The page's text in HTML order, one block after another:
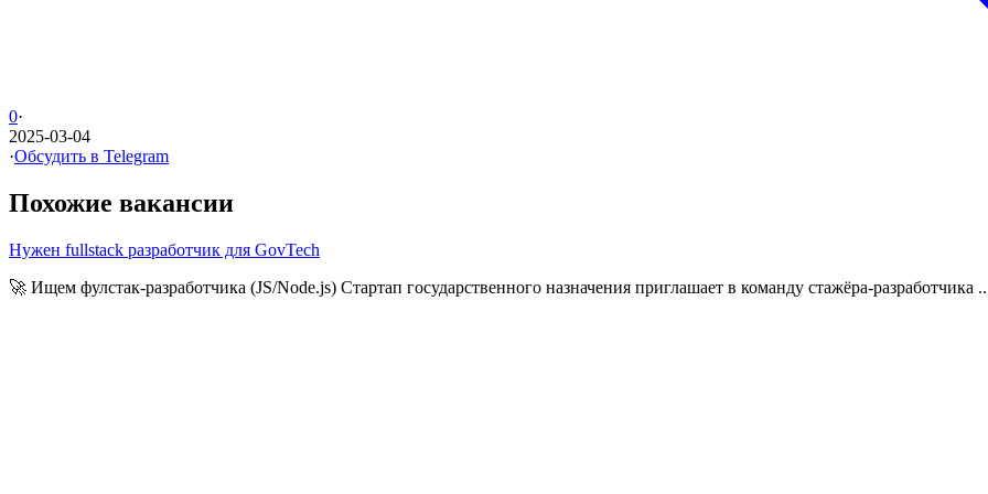
0·
2025-03-04
·Обсудить в Telegram
Похожие вакансии
Нужен fullstack разработчик для GovTech
🚀 Ищем фулстак-разработчика (JS/Node.js) Стартап государственного назначения приглашает в команду стажёра-разработчика